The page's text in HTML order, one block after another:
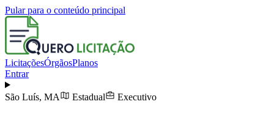
Pular para o conteúdo principal
LicitaçõesÓrgãosPlanos
Entrar
São Luís, MA Estadual Executivo